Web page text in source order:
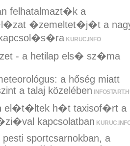
felhatalmazt�k a
�zemeltet�j�t a
KURUC.INFO
- a hetilap els� sz�ma
a hőség miatt
a talaj közelében
el�t�ltek h�t taxisof�rt a
kapcsolatban
sportcsarnokban, a